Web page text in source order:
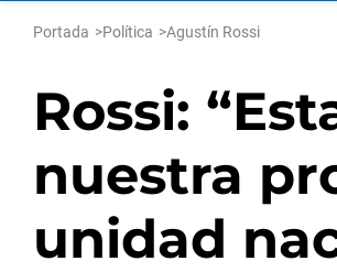
Portada >Política >Agustín Rossi
Rossi:
nuestra
unidad